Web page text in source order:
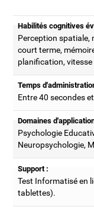
Habilités cognitives
Perception spatiale,
court terme,
planification,
Temps
Entre 40 secondes
Domaines
Psychologie
Neuropsychologie,
Support :
Test Informatisé en
tablettes).